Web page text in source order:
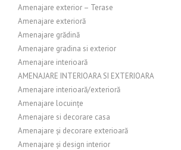
Amenajare exterior – Terase
Amenajare exterioră
Amenajare grădină
Amenajare gradina si exterior
Amenajare interioară
AMENAJARE INTERIOARA SI EXTERIOARA
Amenajare interioară/exterioră
Amenajare locuințe
Amenajare si decorare casa
Amenajare și decorare exterioară
Amenajare și design interior